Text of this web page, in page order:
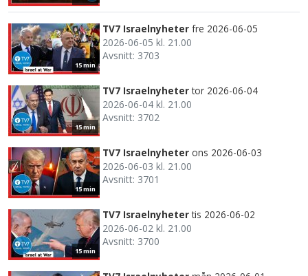
15 min
TV7 Israelnyheter fre 2026-06-05
2026-06-05 kl. 21.00
Avsnitt: 3703
15 min
TV7 Israelnyheter tor 2026-06-04
2026-06-04 kl. 21.00
Avsnitt: 3702
15 min
TV7 Israelnyheter ons 2026-06-03
2026-06-03 kl. 21.00
Avsnitt: 3701
15 min
TV7 Israelnyheter tis 2026-06-02
2026-06-02 kl. 21.00
Avsnitt: 3700